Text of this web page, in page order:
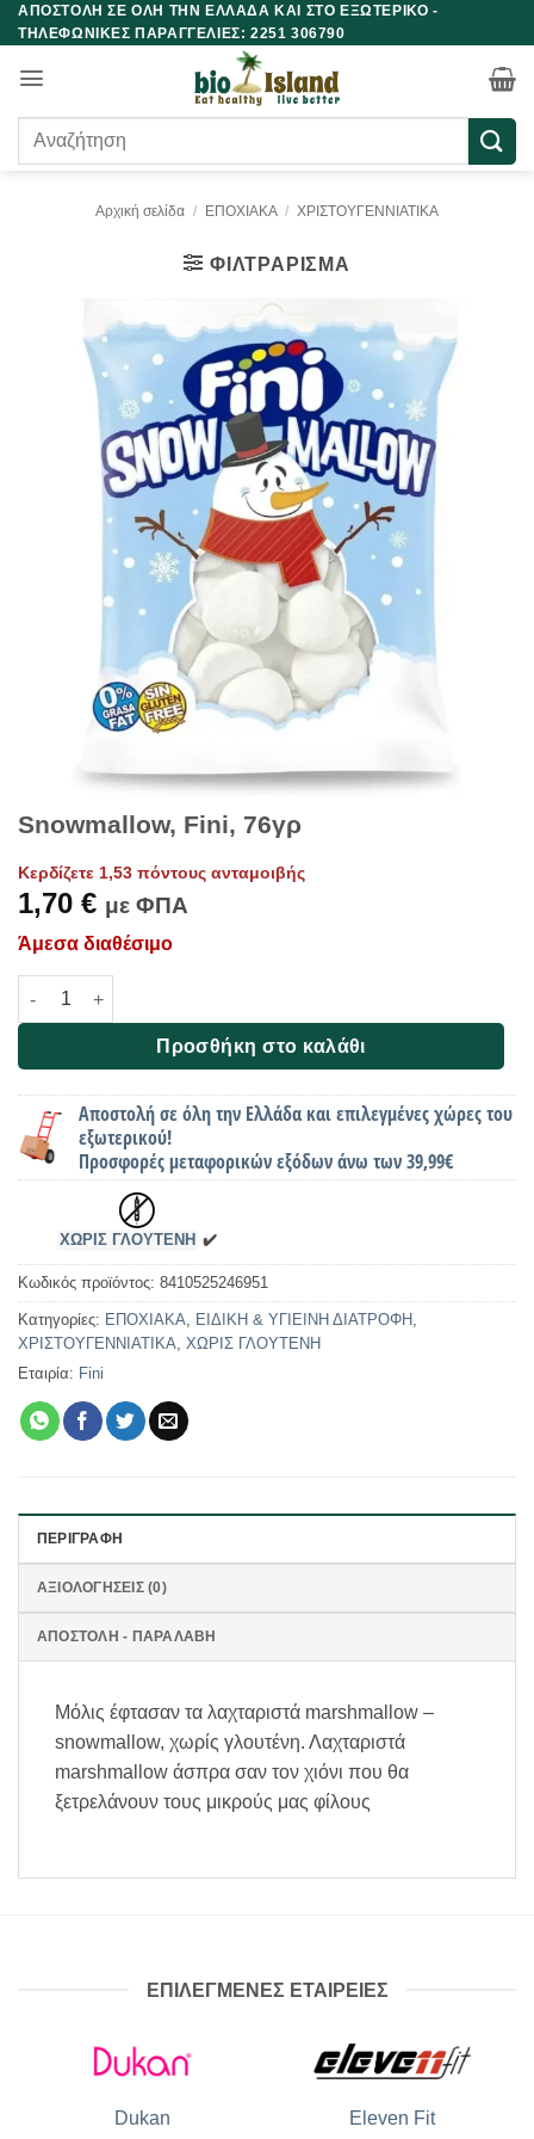
Μετάβαση
στο
περιεχόμενο
ΑΠΟΣΤΟΛΗ ΣΕ ΟΛΗ ΤΗΝ ΕΛΛΑΔΑ ΚΑΙ ΣΤΟ ΕΞΩΤΕΡΙΚΟ -
ΤΗΛΕΦΩΝΙΚΕΣ ΠΑΡΑΓΓΕΛΙΕΣ: 2251 306790
Αναζήτηση
Αρχική σελίδα / ΕΠΟΧΙΑΚΑ / ΧΡΙΣΤΟΥΓΕΝΝΙΑΤΙΚΑ
ΦΙΛΤΡΆΡΙΣΜΑ
Snowmallow, Fini, 76γρ
Κερδίζετε 1,53 πόντους ανταμοιβής
1,70 € με ΦΠΑ
Άμεσα διαθέσιμο
Snowmallow, Fini, 76γρ ποσότητα
Προσθήκη στο καλάθι
Αποστολή σε όλη την Ελλάδα και επιλεγμένες χώρες του
εξωτερικού!
Προσφορές μεταφορικών εξόδων άνω των 39,99€
ΧΩΡΙΣ ΓΛΟΥΤΕΝΗ ✔️
Κωδικός προϊόντος: 8410525246951
Κατηγορίες: ΕΠΟΧΙΑΚΑ, ΕΙΔΙΚΗ & ΥΓΙΕΙΝΗ ΔΙΑΤΡΟΦΗ ,
ΧΡΙΣΤΟΥΓΕΝΝΙΑΤΙΚΑ, ΧΩΡΙΣ ΓΛΟΥΤΕΝΗ
Εταιρία: Fini
ΠΕΡΙΓΡΑΦΉ
ΑΞΙΟΛΟΓΉΣΕΙΣ (0)
ΑΠΟΣΤΟΛΗ - ΠΑΡΑΛΑΒΗ
Μόλις έφτασαν τα λαχταριστά marshmallow –
snowmallow, χωρίς γλουτένη. Λαχταριστά
marshmallow άσπρα σαν τον χιόνι που θα
ξετρελάνουν τους μικρούς μας φίλους
ΕΠΙΛΕΓΜΕΝΕΣ ΕΤΑΙΡΕΙΕΣ
Dukan Eleven Fit